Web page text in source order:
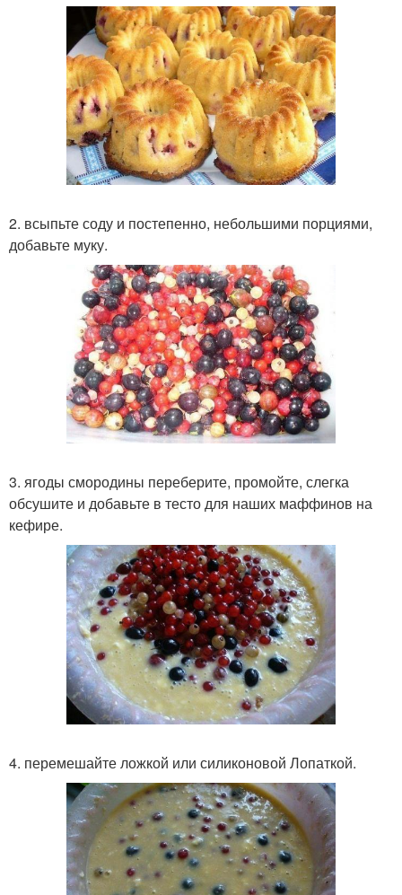
2. всыпьте соду и постепенно, небольшими порциями,
добавьте муку.
3. ягоды смородины переберите, промойте, слегка
обсушите и добавьте в тесто для наших маффинов на
кефире.
4. перемешайте ложкой или силиконовой Лопаткой.